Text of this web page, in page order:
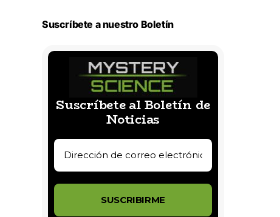
Suscríbete a nuestro Boletín
Suscríbete al Boletín de
Noticias